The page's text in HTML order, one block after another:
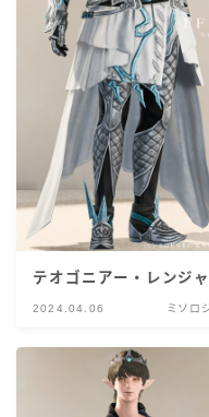
テオゴニアー・レンジ
2024.04.06 ミソロ